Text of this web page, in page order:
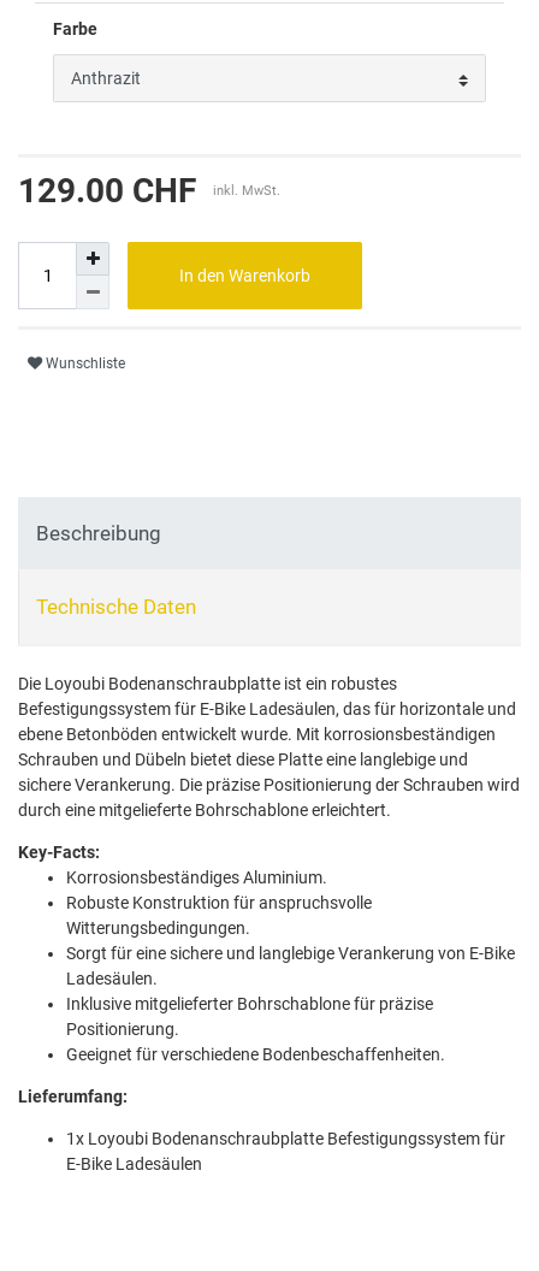
Farbe
129.00 CHF inkl. MwSt.
In den Warenkorb
Wunschliste
Beschreibung
Technische Daten
Die Loyoubi Bodenanschraubplatte ist ein robustes
Befestigungssystem für E-Bike Ladesäulen, das für horizontale und
ebene Betonböden entwickelt wurde. Mit korrosionsbeständigen
Schrauben und Dübeln bietet diese Platte eine langlebige und
sichere Verankerung. Die präzise Positionierung der Schrauben wird
durch eine mitgelieferte Bohrschablone erleichtert.
Key-Facts:
Korrosionsbeständiges Aluminium.
Robuste Konstruktion für anspruchsvolle
Witterungsbedingungen.
Sorgt für eine sichere und langlebige Verankerung von E-Bike
Ladesäulen.
Inklusive mitgelieferter Bohrschablone für präzise
Positionierung.
Geeignet für verschiedene Bodenbeschaffenheiten.
Lieferumfang:
1x Loyoubi Bodenanschraubplatte Befestigungssystem für
E-Bike Ladesäulen